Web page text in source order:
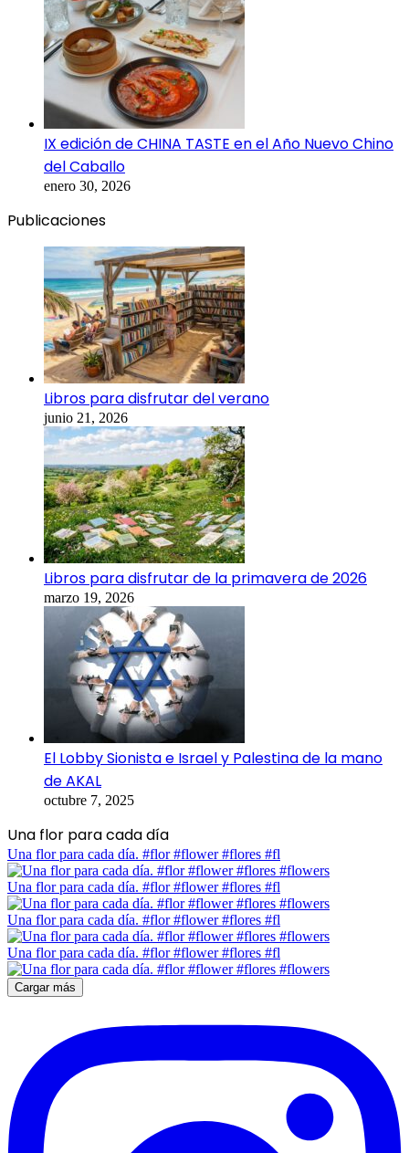
IX edición de CHINA TASTE en el Año Nuevo Chino
del Caballo
enero 30, 2026
Publicaciones
Libros para disfrutar del verano
junio 21, 2026
Libros para disfrutar de la primavera de 2026
marzo 19, 2026
El Lobby Sionista e Israel y Palestina de la mano
de AKAL
octubre 7, 2025
Una flor para cada día
Una flor para cada día. #flor #flower #flores #fl
Una flor para cada día. #flor #flower #flores #fl
Una flor para cada día. #flor #flower #flores #fl
Una flor para cada día. #flor #flower #flores #fl
Cargar más